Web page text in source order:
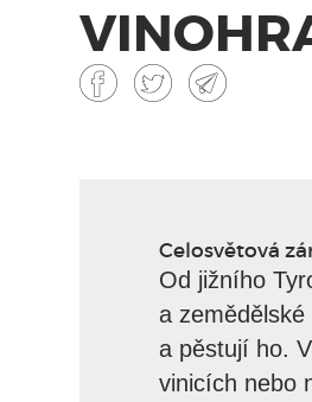
Celosvětová
Od jižního
a
a pěstují ho.
vinicích nebo
VINOHRADNICTVÍ